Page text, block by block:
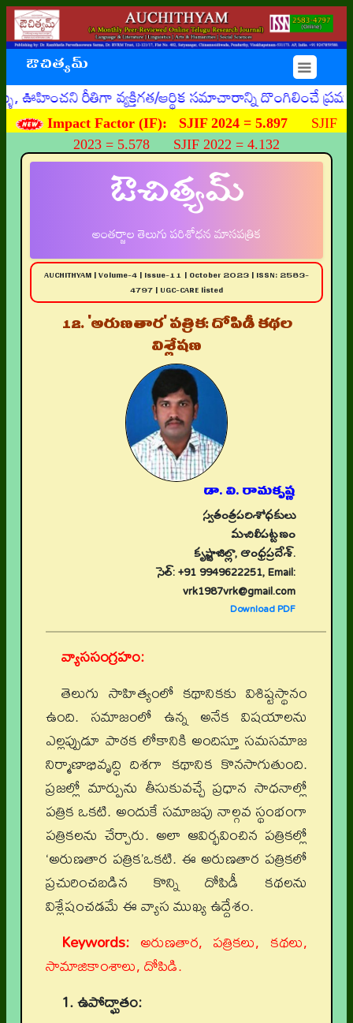
ఔచిత్యమ్ ☰
వ్యక్తిగత/ఆర్థిక సమాచారాన్ని దొంగిలించే ప్రమాదకరమైన
Impact Factor (IF): SJIF 2024 = 5.897 SJIF
2023 = 5.578 SJIF 2022 = 4.132
ఔచిత్యమ్
అంతర్జాల తెలుగు పరిశోధన మాసపత్రిక
AUCHITHYAM | Volume-4 | Issue-11 | October 2023 | ISSN: 2583-
4797 | UGC-CARE listed
12. 'అరుణతార' పత్రిక: దోపిడీ కథల
విశ్లేషణ
డా. వి. రామకృష్ణ
స్వతంత్రపరిశోధకులు
మచిలీపట్టణం
కృష్ణాజిల్లా, ఆంధ్రప్రదేశ్.
సెల్: +91 9949622251, Email:
vrk1987vrk@gmail.com
Download PDF
వ్యాససంగ్రహం:
తెలుగు సాహిత్యంలో కథానికకు విశిష్టస్థానం
ఉంది. సమాజంలో ఉన్న అనేక విషయాలను
ఎల్లప్పుడూ పాఠక లోకానికి అందిస్తూ సమసమాజ
నిర్మాణాభివృద్ధి దిశగా కథానిక కొనసాగుతుంది.
ప్రజల్లో మార్పును తీసుకువచ్చే ప్రధాన సాధనాల్లో
పత్రిక ఒకటి. అందుకే సమాజపు నాల్గవ స్థంభంగా
పత్రికలను చేర్చారు. అలా ఆవిర్భవించిన పత్రికల్లో
‘అరుణతార పత్రిక’ఒకటి. ఈ అరుణతార పత్రికలో
ప్రచురించబడిన కొన్ని దోపిడీ కథలను
విశ్లేషంచడమే ఈ వ్యాస ముఖ్య ఉద్దేశం.
Keywords: అరుణతార, పత్రికలు, కథలు,
సామాజికాంశాలు, దోపిడి.
1. ఉపోద్ఘాతం: